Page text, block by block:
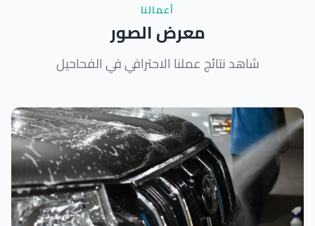
أعمالنا
معرض الصور
شاهد نتائج عملنا الاحترافي في الفحاحيل